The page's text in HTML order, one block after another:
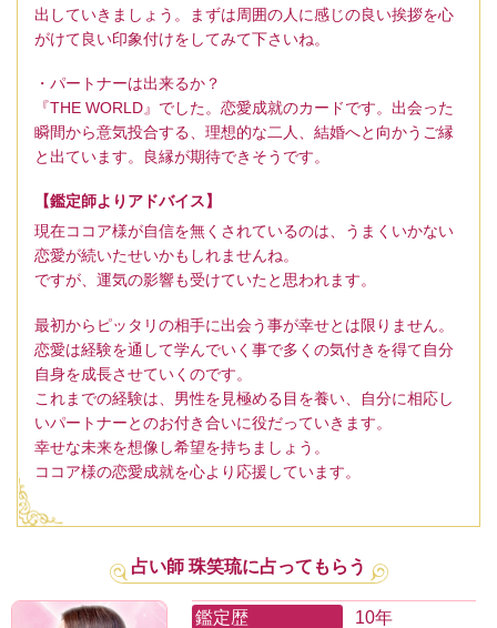
出していきましょう。まずは周囲の人に感じの良い挨拶を心
がけて良い印象付けをしてみて下さいね。
・パートナーは出来るか？
『THE WORLD』でした。恋愛成就のカードです。出会った
瞬間から意気投合する、理想的な二人、結婚へと向かうご縁
と出ています。良縁が期待できそうです。
【鑑定師よりアドバイス】
現在ココア様が自信を無くされているのは、うまくいかない
恋愛が続いたせいかもしれませんね。
ですが、運気の影響も受けていたと思われます。
最初からピッタリの相手に出会う事が幸せとは限りません。
恋愛は経験を通して学んでいく事で多くの気付きを得て自分
自身を成長させていくのです。
これまでの経験は、男性を見極める目を養い、自分に相応し
いパートナーとのお付き合いに役だっていきます。
幸せな未来を想像し希望を持ちましょう。
ココア様の恋愛成就を心より応援しています。
占い師 珠笑琉に占ってもらう
鑑定歴
10年